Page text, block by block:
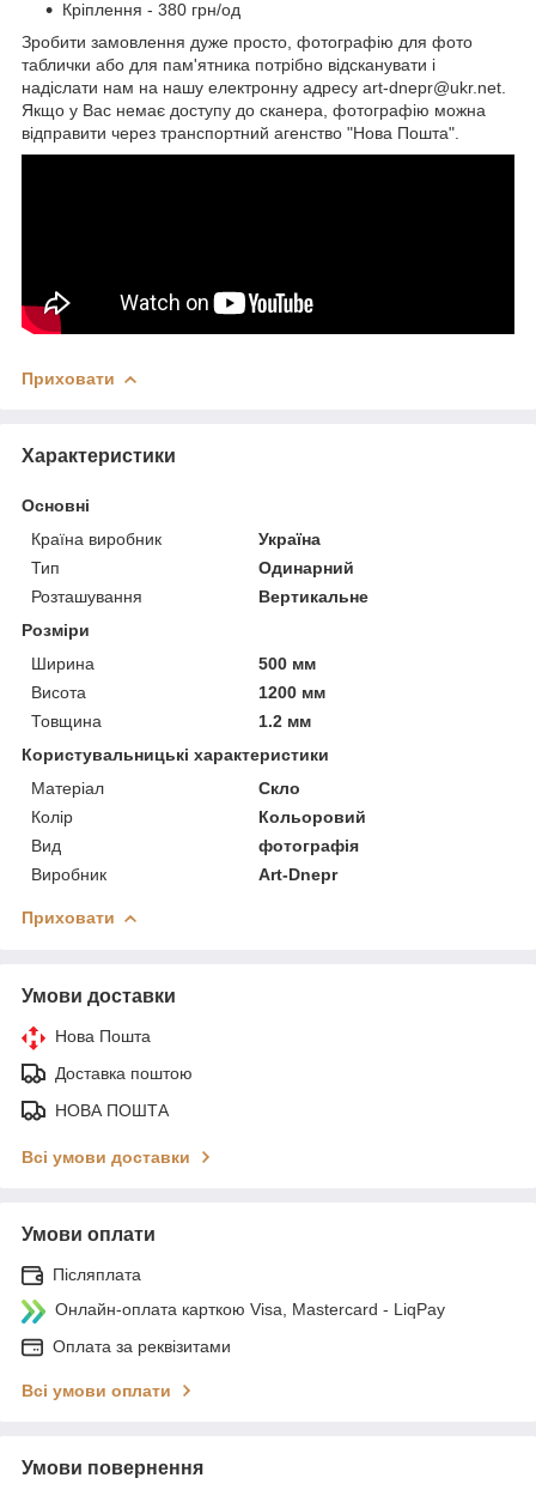
Кріплення - 380 грн/од
Зробити замовлення дуже просто, фотографію для фото
таблички або для пам'ятника потрібно відсканувати і
надіслати нам на нашу електронну адресу art-dnepr@ukr.net.
Якщо у Вас немає доступу до сканера, фотографію можна
відправити через транспортний агенство "Нова Пошта".
Приховати
Характеристики
Основні
Країна виробник
Україна
Тип
Одинарний
Розташування
Вертикальне
Розміри
Ширина
500 мм
Висота
1200 мм
Товщина
1.2 мм
Користувальницькі характеристики
Матеріал
Скло
Колір
Кольоровий
Вид
фотографія
Виробник
Art-Dnepr
Приховати
Умови доставки
Нова Пошта
Доставка поштою
НОВА ПОШТА
Всі умови доставки
Умови оплати
Післяплата
Онлайн-оплата карткою Visa, Mastercard - LiqPay
Оплата за реквізитами
Всі умови оплати
Умови повернення